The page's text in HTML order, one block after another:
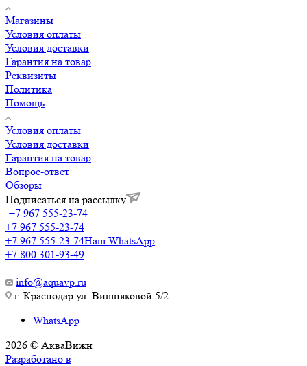
Магазины
Условия оплаты
Условия доставки
Гарантия на товар
Реквизиты
Политика
Помощь
Условия оплаты
Условия доставки
Гарантия на товар
Вопрос-ответ
Обзоры
Подписаться на рассылку
+7 967 555-23-74
+7 967 555-23-74
+7 967 555-23-74Наш WhatsApp
+7 800 301-93-49
info@aquavp.ru
г. Краснодар ул. Вишняковой 5/2
WhatsApp
2026 © АкваВижн
Разработано в